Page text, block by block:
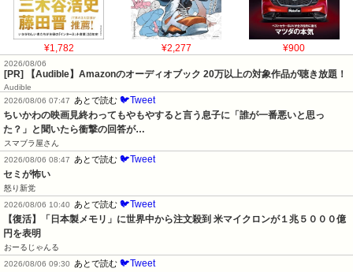
¥1,782 ¥2,277 ¥900
2026/08/06
[PR] 【Audible】Amazonのオーディオブック 20万以上の対象作品が聴き放題！
Audible
2026/08/06 07:47
あとで読む 🐦Tweet
ちいかわの映画見終わってもやもやすると言う息子に「誰が一番悪いと思っ
た？」と聞いたら衝撃の回答が…
スマブラ屋さん
2026/08/06 08:47
あとで読む 🐦Tweet
セミが怖い
怒り新党
2026/08/06 10:40
あとで読む 🐦Tweet
【復活】「日本製メモリ」に世界中から注文殺到 米マイクロンが１兆５０００億
円を表明
おーるじゃんる
2026/08/06 09:30
あとで読む 🐦Tweet